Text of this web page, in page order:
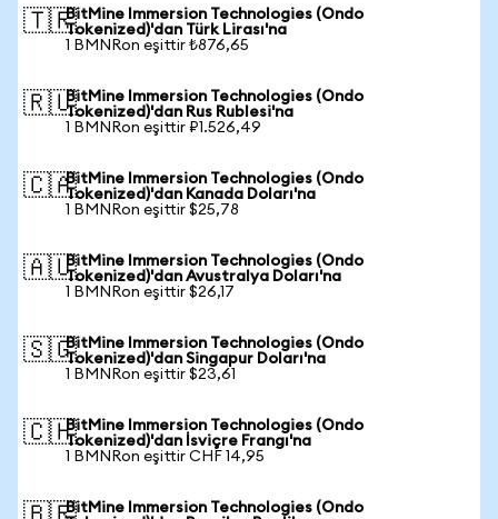
🇹🇷BitMine Immersion Technologies (Ondo
Tokenized)'dan Türk Lirası'na
1 BMNRon eşittir ₺876,65
🇷🇺BitMine Immersion Technologies (Ondo
Tokenized)'dan Rus Rublesi'na
1 BMNRon eşittir ₽1.526,49
🇨🇦BitMine Immersion Technologies (Ondo
Tokenized)'dan Kanada Doları'na
1 BMNRon eşittir $25,78
🇦🇺BitMine Immersion Technologies (Ondo
Tokenized)'dan Avustralya Doları'na
1 BMNRon eşittir $26,17
🇸🇬BitMine Immersion Technologies (Ondo
Tokenized)'dan Singapur Doları'na
1 BMNRon eşittir $23,61
🇨🇭BitMine Immersion Technologies (Ondo
Tokenized)'dan İsviçre Frangı'na
1 BMNRon eşittir CHF 14,95
BitMine Immersion Technologies (Ondo